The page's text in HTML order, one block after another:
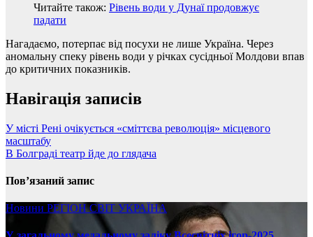
Читайте також: Рівень води у Дунаї продовжує
падати
Нагадаємо, потерпає від посухи не лише Україна. Через
аномальну спеку рівень води у річках сусідньої Молдови впав
до критичних показників.
Навігація записів
У місті Рені очікується «сміттєва революція» місцевого
масштабу
В Болграді театр йде до глядача
Пов’язаний запис
Новини РЕГІОНСВІТ УКРАЇНА